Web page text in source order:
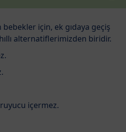
için, ek gıdaya geçiş
alternatiflerimizden biridir.
içermez.